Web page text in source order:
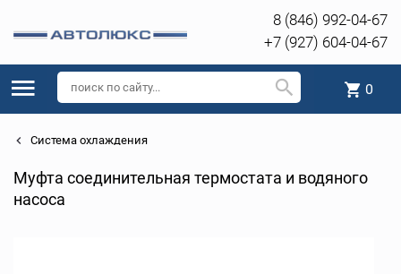
8 (846) 992-04-67
+7 (927) 604-04-67
0
Система охлаждения
Муфта соединительная термостата и водяного
насоса